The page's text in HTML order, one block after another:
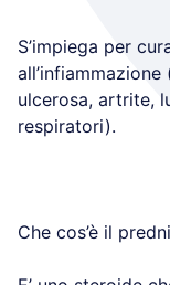
S’impiega per
ulcerosa, artrite,
respiratori).
Che cos’è il